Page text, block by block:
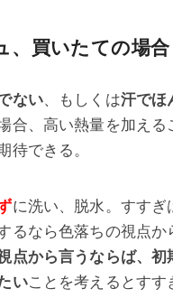
、買いたての場合
ない、もしくは汗でほ
合、高い熱量を加える
待できる。
に洗い、脱水。すすぎ
るなら色落ちの視点か
点から言うならば、初
いことを考えるとすす